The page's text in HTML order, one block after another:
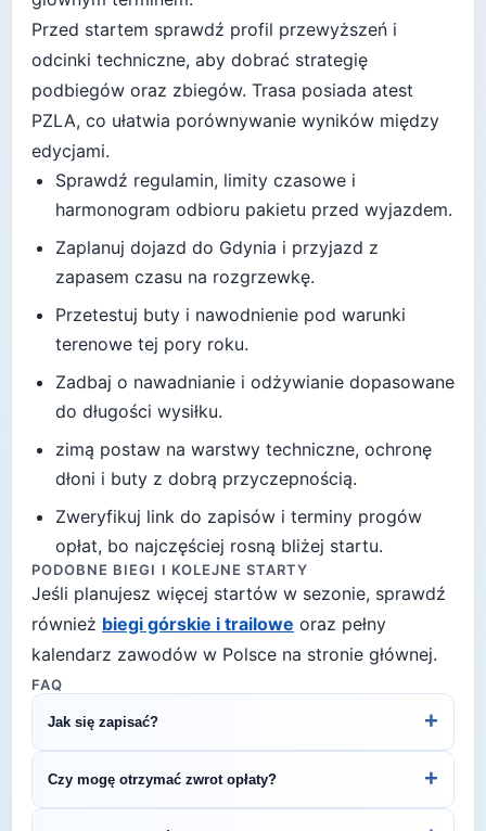
Przed startem sprawdź profil przewyższeń i
odcinki techniczne, aby dobrać strategię
podbiegów oraz zbiegów. Trasa posiada atest
PZLA, co ułatwia porównywanie wyników między
edycjami.
Sprawdź regulamin, limity czasowe i
harmonogram odbioru pakietu przed wyjazdem.
Zaplanuj dojazd do Gdynia i przyjazd z
zapasem czasu na rozgrzewkę.
Przetestuj buty i nawodnienie pod warunki
terenowe tej pory roku.
Zadbaj o nawadnianie i odżywianie dopasowane
do długości wysiłku.
zimą postaw na warstwy techniczne, ochronę
dłoni i buty z dobrą przyczepnością.
Zweryfikuj link do zapisów i terminy progów
opłat, bo najczęściej rosną bliżej startu.
PODOBNE BIEGI I KOLEJNE STARTY
Jeśli planujesz więcej startów w sezonie, sprawdź
również biegi górskie i trailowe oraz pełny
kalendarz zawodów w Polsce na stronie głównej.
FAQ
Jak się zapisać? +
przejść do strony organizatora z formularzem
rejestracyjnym.
Czy mogę otrzymać zwrot opłaty? +